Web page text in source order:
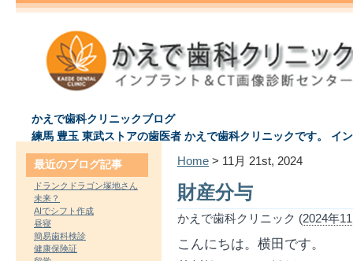
かえで歯科クリニックブログ
練馬 豊玉 東武ストアの歯医者 かえで歯科クリニックです。 イ
Home > 11月 21st, 2024
財産分与
かえで歯科クリニック (2024年
こんにちは。横田です。
最近のブログ記事
ドランクドラゴン塚地さん
未来？
AIでシフト作成
昼寝
簡易歯科検診
健康保険証